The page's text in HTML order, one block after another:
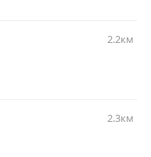
2.2км
2.3км